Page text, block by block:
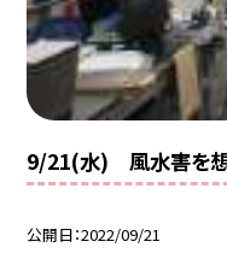
9/21(水) 風水害を想
公開日 2022/09/21